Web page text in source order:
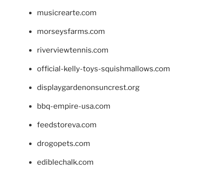
musicrearte.com
morseysfarms.com
riverviewtennis.com
official-kelly-toys-squishmallows.com
displaygardenonsuncrest.org
bbq-empire-usa.com
feedstoreva.com
drogopets.com
ediblechalk.com